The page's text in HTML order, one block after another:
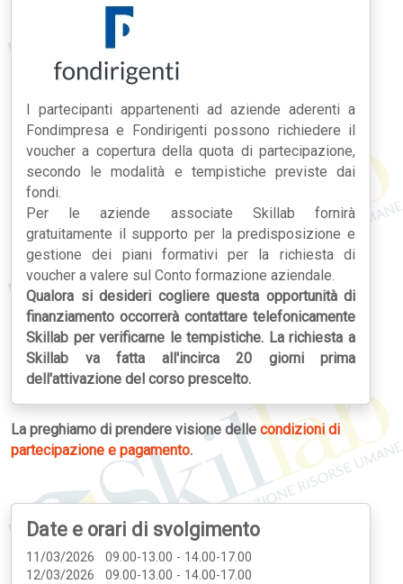
I partecipanti appartenenti ad aziende aderenti a
Fondimpresa e Fondirigenti possono richiedere il
voucher a copertura della quota di partecipazione,
secondo le modalità e tempistiche previste dai
fondi.
Per le aziende associate Skillab fornirà
gratuitamente il supporto per la predisposizione e
gestione dei piani formativi per la richiesta di
voucher a valere sul Conto formazione aziendale.
Qualora si desideri cogliere questa opportunità di
finanziamento occorrerà contattare telefonicamente
Skillab per verificarne le tempistiche. La richiesta a
Skillab va fatta all'incirca 20 giorni prima
dell'attivazione del corso prescelto.
La preghiamo di prendere visione delle condizioni di
partecipazione e pagamento.
Date e orari di svolgimento
11/03/2026 09.00-13.00 - 14.00-17.00
12/03/2026 09.00-13.00 - 14.00-17.00